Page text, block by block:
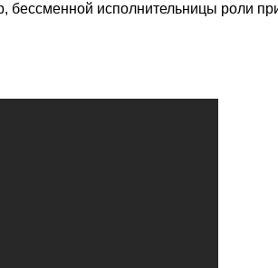
исполнительницы роли